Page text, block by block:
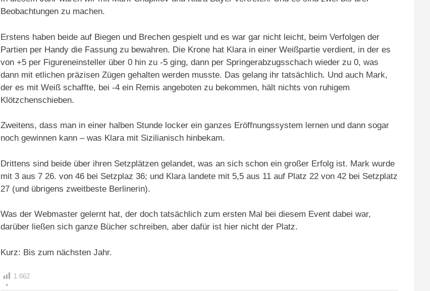
Beobachtungen zu machen.
Erstens haben beide auf Biegen und Brechen gespielt und es war gar nicht leicht, beim Verfolgen der
Partien per Handy die Fassung zu bewahren. Die Krone hat Klara in einer Weißpartie verdient, in der es
von +5 per Figureneinsteller über 0 hin zu -5 ging, dann per Springerabzugsschach wieder zu 0, was
dann mit etlichen präzisen Zügen gehalten werden musste. Das gelang ihr tatsächlich. Und auch Mark,
der es mit Weiß schaffte, bei -4 ein Remis angeboten zu bekommen, hält nichts von ruhigem
Klötzchenschieben.
Zweitens, dass man in einer halben Stunde locker ein ganzes Eröffnungssystem lernen und dann sogar
noch gewinnen kann – was Klara mit Sizilianisch hinbekam.
Drittens sind beide über ihren Setzplätzen gelandet, was an sich schon ein großer Erfolg ist. Mark wurde
mit 3 aus 7 26. von 46 bei Setzplaz 36; und Klara landete mit 5,5 aus 11 auf Platz 22 von 42 bei Setzplatz
27 (und übrigens zweitbeste Berlinerin).
Was der Webmaster gelernt hat, der doch tatsächlich zum ersten Mal bei diesem Event dabei war,
darüber ließen sich ganze Bücher schreiben, aber dafür ist hier nicht der Platz.
Kurz: Bis zum nächsten Jahr.
1.662